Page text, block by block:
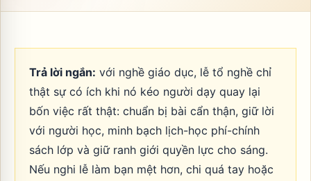
Trả lời ngắn: với nghề giáo dục, lễ tổ nghề chỉ
thật sự có ích khi nó kéo người dạy quay lại
bốn việc rất thật: chuẩn bị bài cẩn thận, giữ lời
với người học, minh bạch lịch-học phí-chính
sách lớp và giữ ranh giới quyền lực cho sáng.
Nếu nghi lễ làm bạn mệt hơn, chi quá tay hoặc